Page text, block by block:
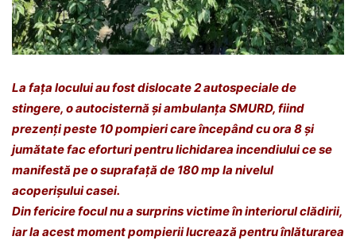
La fața locului au fost dislocate 2 autospeciale de
stingere, o autocisternă și ambulanța SMURD, fiind
prezenți peste 10 pompieri care începând cu ora 8 și
jumătate fac eforturi pentru lichidarea incendiului ce se
manifestă pe o suprafață de 180 mp la nivelul
acoperișului casei.
Din fericire focul nu a surprins victime în interiorul clădirii,
iar la acest moment pompierii lucrează pentru înlăturarea